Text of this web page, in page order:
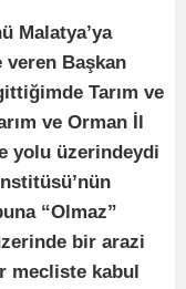
Malatya’ya
veren Başkan
Tarım ve
ve Orman İl
yolu üzerindeydi
“Olmaz”
bir arazi
mecliste kabul